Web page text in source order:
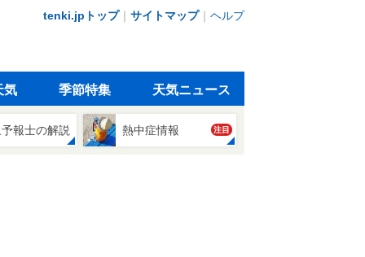
tenki.jpトップ｜ サイトマップ｜ ヘルプ
気 季節特集 天気ニュース
報士の解説 熱中症情報 注目